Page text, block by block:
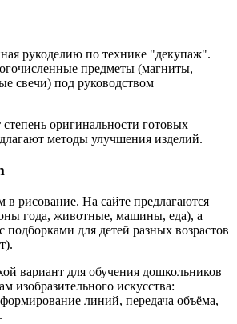
рукоделию по технике "декупаж".
предметы (магниты,
свечи) под руководством
оригинальности готовых
методы улучшения изделий.
рисование. На сайте предлагаются
года, животные, машины, еда), а
подборками для детей разных возрастов
вариант для обучения дошкольников
изобразительного искусства:
линий, передача объёма,